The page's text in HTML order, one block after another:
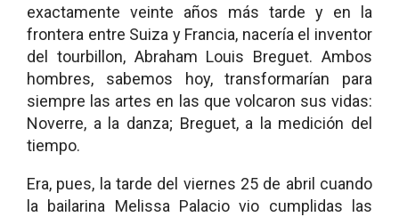
exactamente veinte años más tarde y en la
frontera entre Suiza y Francia, nacería el inventor
del tourbillon, Abraham Louis Breguet. Ambos
hombres, sabemos hoy, transformarían para
siempre las artes en las que volcaron sus vidas:
Noverre, a la danza; Breguet, a la medición del
tiempo.
Era, pues, la tarde del viernes 25 de abril cuando
la bailarina Melissa Palacio vio cumplidas las